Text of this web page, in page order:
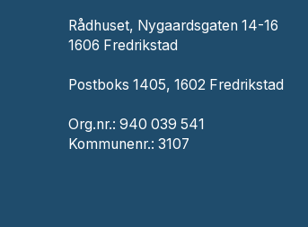
Rådhuset, Nygaardsgaten 14-16
1606 Fredrikstad
Postboks 1405, 1602 Fredrikstad
Org.nr.: 940 039 541
Kommunenr.: 3107